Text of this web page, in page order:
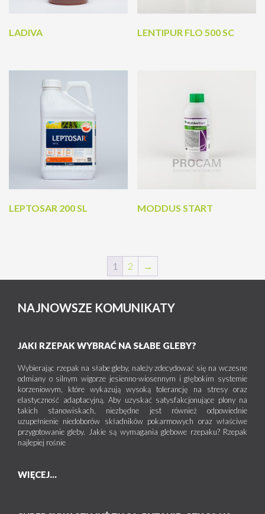
LADIVA LENTIPUR FLO 500 SC
LEPTOSAR 200 SL MODDUS START
1 2 →
NAJNOWSZE KOMUNIKATY
JAKI RZEPAK WYBRAĆ NA SŁABE GLEBY?
Wybierając rzepak na słabe gleby, należy zdecydować się na wczesne
odmiany o silnym wigorze jesienno-wiosennym i głębokim systemie
korzeniowym, które wykazują wysoką tolerancję na stresy oraz
elastyczność adaptacyjną. Aby uzyskać satysfakcjonujące plony na
takich stanowiskach, niezbędne jest również odpowiednie
uzupełnienie niedoborów składników pokarmowych oraz właściwe
przygotowanie gleby. Jakie są wymagania glebowe rzepaku? Rzepak
najlepiej rośnie
WIĘCEJ...